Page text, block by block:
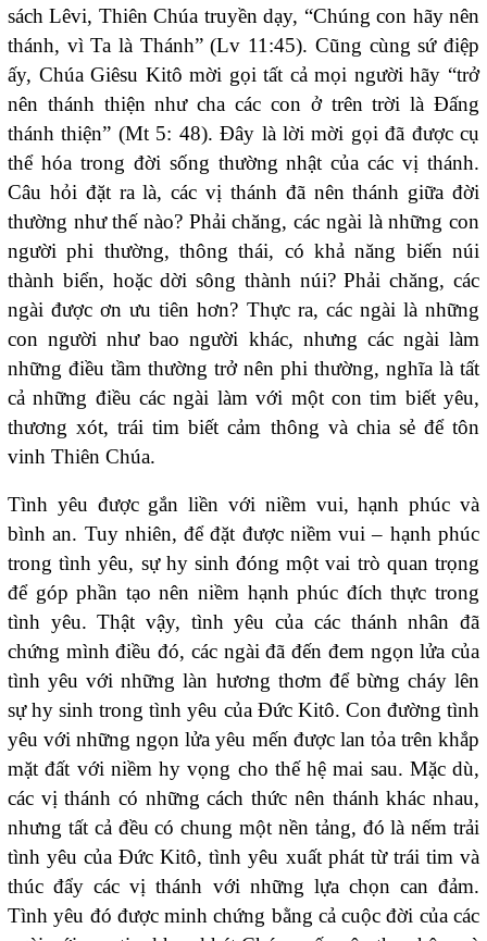
sách Lêvi, Thiên Chúa truyền dạy, “Chúng con hãy nên
thánh, vì Ta là Thánh” (Lv 11:45). Cũng cùng sứ điệp
ấy, Chúa Giêsu Kitô mời gọi tất cả mọi người hãy “trở
nên thánh thiện như cha các con ở trên trời là Đấng
thánh thiện” (Mt 5: 48). Đây là lời mời gọi đã được cụ
thể hóa trong đời sống thường nhật của các vị thánh.
Câu hỏi đặt ra là, các vị thánh đã nên thánh giữa đời
thường như thế nào? Phải chăng, các ngài là những con
người phi thường, thông thái, có khả năng biến núi
thành biển, hoặc dời sông thành núi? Phải chăng, các
ngài được ơn ưu tiên hơn? Thực ra, các ngài là những
con người như bao người khác, nhưng các ngài làm
những điều tầm thường trở nên phi thường, nghĩa là tất
cả những điều các ngài làm với một con tim biết yêu,
thương xót, trái tim biết cảm thông và chia sẻ để tôn
vinh Thiên Chúa.
Tình yêu được gắn liền với niềm vui, hạnh phúc và
bình an. Tuy nhiên, để đặt được niềm vui – hạnh phúc
trong tình yêu, sự hy sinh đóng một vai trò quan trọng
để góp phần tạo nên niềm hạnh phúc đích thực trong
tình yêu. Thật vậy, tình yêu của các thánh nhân đã
chứng mình điều đó, các ngài đã đến đem ngọn lửa của
tình yêu với những làn hương thơm để bừng cháy lên
sự hy sinh trong tình yêu của Đức Kitô. Con đường tình
yêu với những ngọn lửa yêu mến được lan tỏa trên khắp
mặt đất với niềm hy vọng cho thế hệ mai sau. Mặc dù,
các vị thánh có những cách thức nên thánh khác nhau,
nhưng tất cả đều có chung một nền tảng, đó là nếm trải
tình yêu của Đức Kitô, tình yêu xuất phát từ trái tim và
thúc đẩy các vị thánh với những lựa chọn can đảm.
Tình yêu đó được minh chứng bằng cả cuộc đời của các